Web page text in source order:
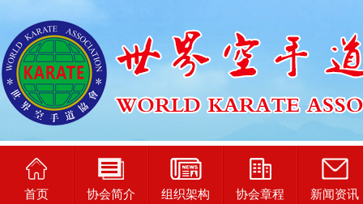
首页 协会简介 组织架构 协会章程 新闻资讯